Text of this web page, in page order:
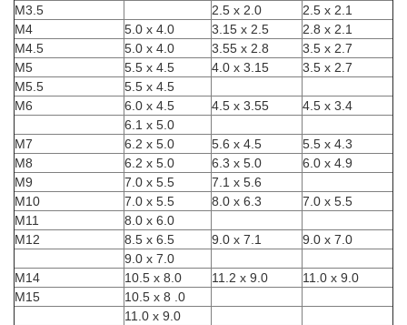
M3.5
2.5 x 2.0
2.5 x 2.1
M4
5.0 x 4.0 3.15 x 2.5
2.8 x 2.1
M4.5
5.0 x 4.0 3.55 x 2.8
3.5 x 2.7
M5
5.5 x 4.5 4.0 x 3.15
3.5 x 2.7
M5.5
5.5 x 4.5
M6
6.0 x 4.5 4.5 x 3.55
4.5 x 3.4
6.1 x 5.0
M7
6.2 x 5.0 5.6 x 4.5
5.5 x 4.3
M8
6.2 x 5.0 6.3 x 5.0
6.0 x 4.9
M9
7.0 x 5.5
7.1 x 5.6
M10
7.0 x 5.5 8.0 x 6.3
7.0 x 5.5
M11
8.0 x 6.0
M12
8.5 x 6.5 9.0 x 7.1
9.0 x 7.0
9.0 x 7.0
M14
10.5 x 8.0 11.2 x 9.0
11.0 x 9.0
M15
10.5 x 8 .0
11.0 x 9.0